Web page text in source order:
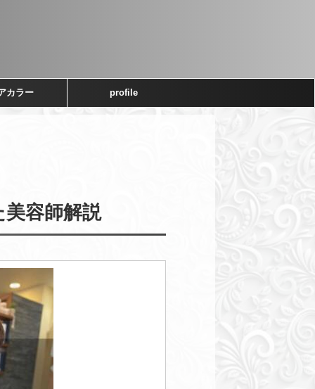
カラー profile
容師解説